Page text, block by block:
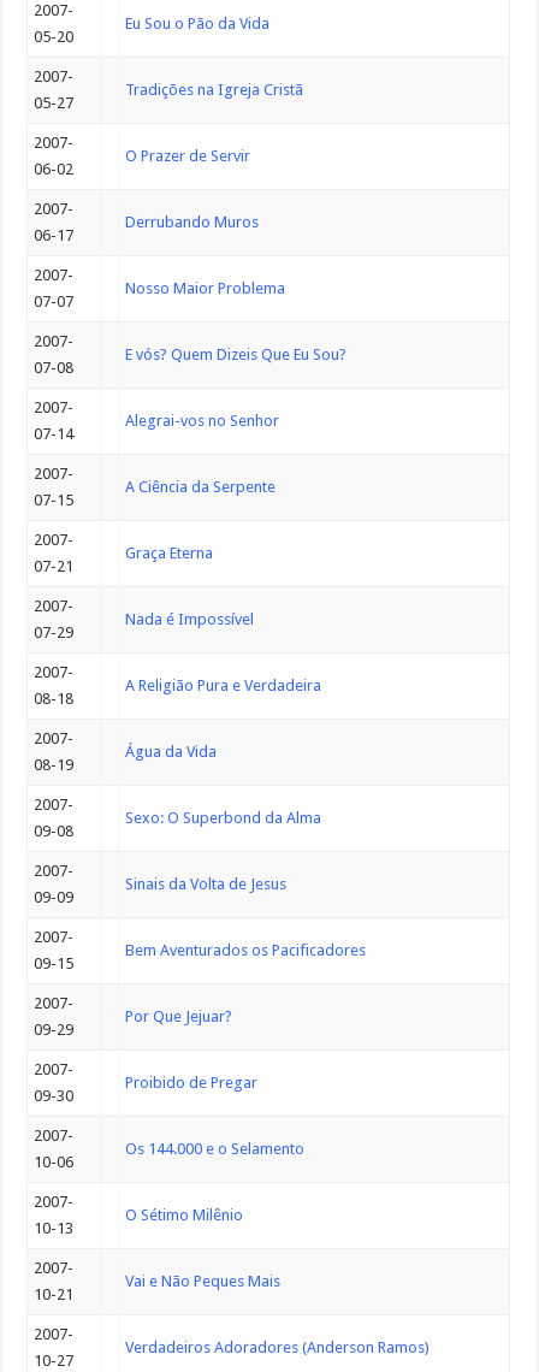
2007-
05-20
Eu Sou o Pão da Vida
2007-
05-27
Tradições na Igreja Cristã
2007-
06-02
O Prazer de Servir
2007-
06-17
Derrubando Muros
2007-
07-07
Nosso Maior Problema
2007-
07-08
E vós? Quem Dizeis Que Eu Sou?
2007-
07-14
Alegrai-vos no Senhor
2007-
07-15
A Ciência da Serpente
2007-
07-21
Graça Eterna
2007-
07-29
Nada é Impossível
2007-
08-18
A Religião Pura e Verdadeira
2007-
08-19
Água da Vida
2007-
09-08
Sexo: O Superbond da Alma
2007-
09-09
Sinais da Volta de Jesus
2007-
09-15
Bem Aventurados os Pacificadores
2007-
09-29
Por Que Jejuar?
2007-
09-30
Proibido de Pregar
2007-
10-06
Os 144.000 e o Selamento
2007-
10-13
O Sétimo Milênio
2007-
10-21
Vai e Não Peques Mais
2007-
10-27
Verdadeiros Adoradores (Anderson Ramos)